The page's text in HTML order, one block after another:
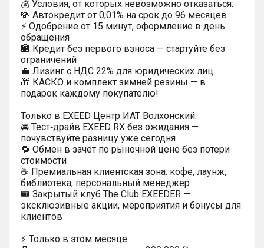
💰 Условия, от которых невозможно отказаться:
💸 Автокредит от 0,01% на срок до 96 месяцев
⚡ Одобрение от 15 минут, оформление в день
обращения
🏦 Кредит без первого взноса — стартуйте без
ограничений
💼 Лизинг с НДС 22% для юридических лиц
🎁 КАСКО и комплект зимней резины — в
подарок каждому покупателю!
Только в EXEED Центр ИАТ Волхонский:
🚘 Тест‑драйв EXEED RX без ожидания —
почувствуйте разницу уже сегодня
🔁 Обмен в зачёт по рыночной цене без потери
стоимости
☕ Премиальная клиентская зона: кофе, лаунж,
библиотека, персональный менеджер
🎟 Закрытый клуб The Club EXEEDER —
эксклюзивные акции, мероприятия и бонусы для
клиентов
⚡ Только в этом месяце: